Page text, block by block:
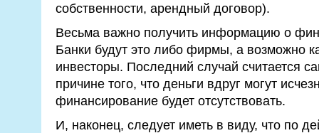
собственности, арендный договор).
Весьма важно получить информацию о
Банки будут это либо фирмы, а возможно
инвесторы. Последний случай считается
причине того, что деньги вдруг могут
финансирование будет отсутствовать.
И, наконец, следует иметь в виду, что по